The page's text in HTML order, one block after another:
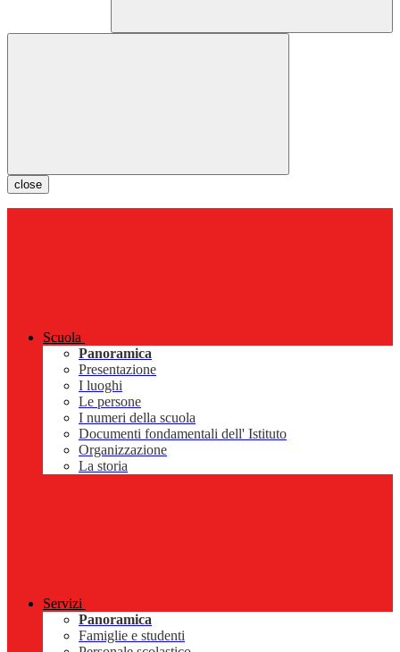
close
Scuola
Panoramica
Presentazione
I luoghi
Le persone
I numeri della scuola
Documenti fondamentali dell' Istituto
Organizzazione
La storia
Servizi
Panoramica
Famiglie e studenti